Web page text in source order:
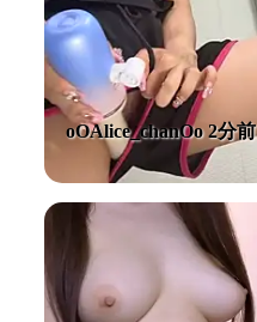
oOAlice_chanOo 2分前